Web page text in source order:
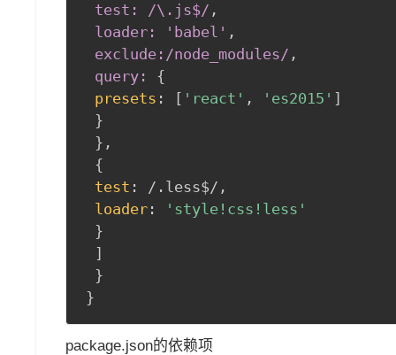
test: /\ .js$/ ,
loader: 'babel' ,
exclude:/node_modules/ ,
query:
{
presets : [ 'react' , 'es2015' ]
}
} ,
{
test : /.less$/ ,
loader :
'style!css!less'
}
]
}
}
package.json的依赖项